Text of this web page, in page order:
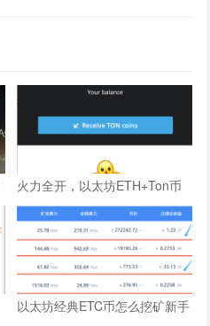
火力全开，以太坊ETH+Ton币
显卡GPU双挖最新版教程
以太坊经典ETC币怎么挖矿新手